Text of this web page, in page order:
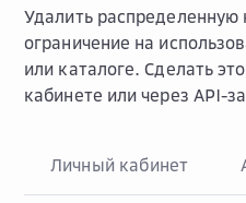
Удалить распределенную
ограничение на
или каталоге. Сделать
кабинете или через API-
Личный кабинет